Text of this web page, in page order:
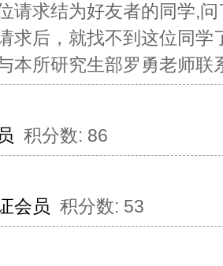
请求结为好友者的同学,
求后，就找不到这位同
本所研究生部罗勇老师联
积分数: 86
会员 积分数: 53